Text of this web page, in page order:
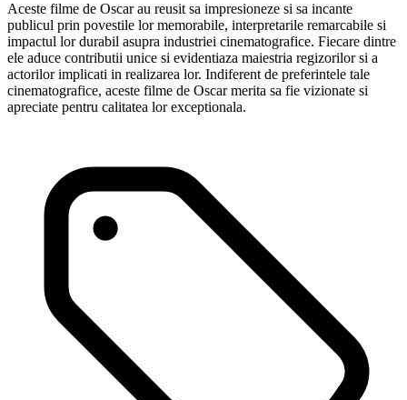
Aceste filme de Oscar au reusit sa impresioneze si sa incante
publicul prin povestile lor memorabile, interpretarile remarcabile si
impactul lor durabil asupra industriei cinematografice. Fiecare dintre
ele aduce contributii unice si evidentiaza maiestria regizorilor si a
actorilor implicati in realizarea lor. Indiferent de preferintele tale
cinematografice, aceste filme de Oscar merita sa fie vizionate si
apreciate pentru calitatea lor exceptionala.